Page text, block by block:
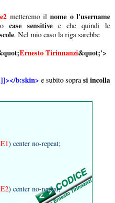
metteremo ilnome o l'username
case sensitive e che quindi le
. Nel mio caso la riga sarebbe
Ernesto Tirinnanzi&quot;'>
]]></b:skin> e subito soprasi incolla
) center no-repeat;
) center no-repeat;